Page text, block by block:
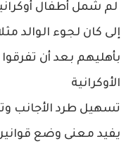
لم شمل أطفال
إلى كان لجوء الوالد
بأهليهم بعد أن
الأوكرانية
تسهيل طرد الأجانب
يفيد معنى وضع